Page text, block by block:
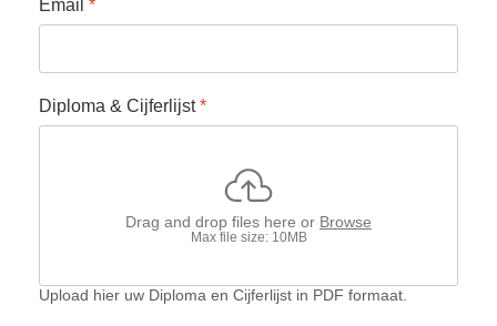
Email *
Diploma & Cijferlijst*
Drag and drop files here or Browse
Max file size: 10MB
Upload hier uw Diploma en Cijferlijst in PDF formaat.